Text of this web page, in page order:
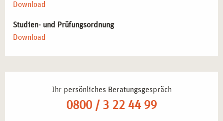
Download
Studien- und Prüfungsordnung
Download
Ihr persönliches Beratungsgespräch
0800 / 3 22 44 99